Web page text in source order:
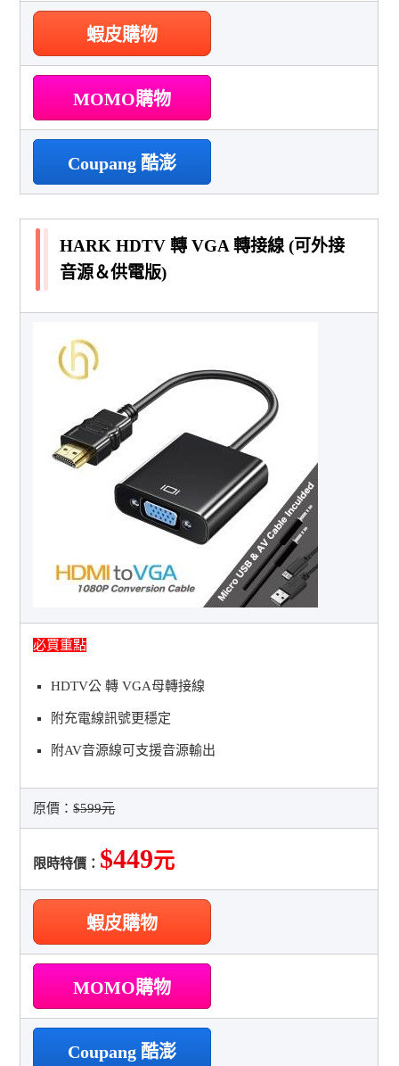
蝦皮購物
MOMO購物
Coupang 酷澎
HARK HDTV 轉 VGA 轉接線 (可外接
音源＆供電版)
必買重點
HDTV公 轉 VGA母轉接線
附充電線訊號更穩定
附AV音源線可支援音源輸出
原價：$599元
限時特價： $449元
蝦皮購物
MOMO購物
Coupang 酷澎